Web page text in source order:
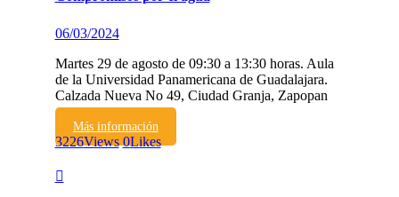
06/03/2024
Martes 29 de agosto de 09:30 a 13:30 horas. Aula
de la Universidad Panamericana de Guadalajara.
Calzada Nueva No 49, Ciudad Granja, Zapopan
Más información
3226Views 0Likes